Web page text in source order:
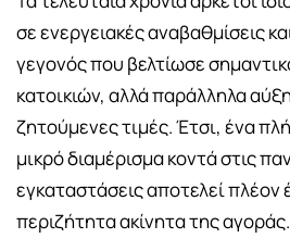
σε ενεργειακές αναβαθμίσεις
γεγονός που βελτίωσε
κατοικιών, αλλά παράλληλα
ζητούμενες τιμές. Έτσι, ένα
μικρό διαμέρισμα κοντά στις
εγκαταστάσεις αποτελεί πλέον
περιζήτητα ακίνητα της αγοράς.